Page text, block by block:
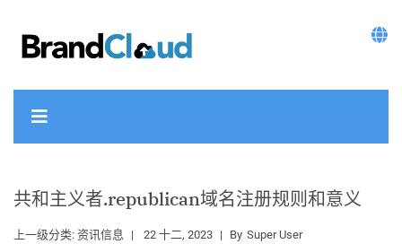
共和主义者.republican域名注册规则和意义
上一级分类: 资讯信息 22 十二, 2023 By Super User